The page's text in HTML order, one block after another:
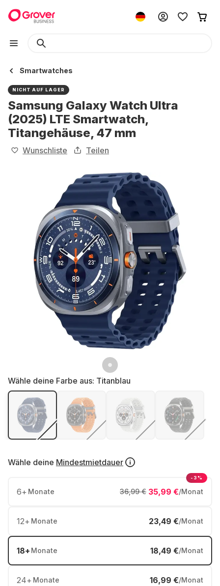
Smartwatches
NICHT AUF LAGER
Samsung Galaxy Watch Ultra
(2025) LTE Smartwatch,
Titangehäuse, 47 mm
Wunschliste Teilen
Wähle deine Farbe aus: Titanblau
Wähle deine Mindestmietdauer
6+ Monate 35,99 €/Monat
36,99 €
-3%
12+ Monate 23,49 €/Monat
18+ Monate 18,49 €/Monat
24+ Monate 16,99 €/Monat